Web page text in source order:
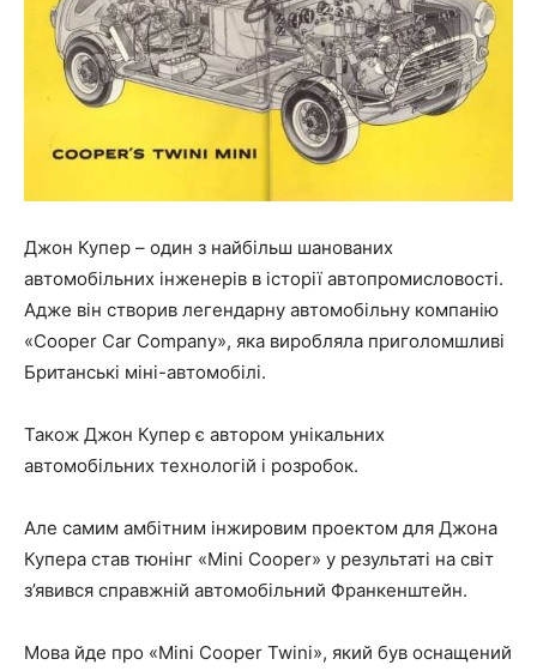
Джон Купер – один з найбільш шанованих
автомобільних інженерів в історії автопромисловості.
Адже він створив легендарну автомобільну компанію
«Cooper Car Company», яка виробляла приголомшливі
Британські міні-автомобілі.
Також Джон Купер є автором унікальних
автомобільних технологій і розробок.
Але самим амбітним інжировим проектом для Джона
Купера став тюнінг «Mini Cooper» у результаті на світ
з’явився справжній автомобільний Франкенштейн.
Мова йде про «Mini Cooper Twini», який був оснащений